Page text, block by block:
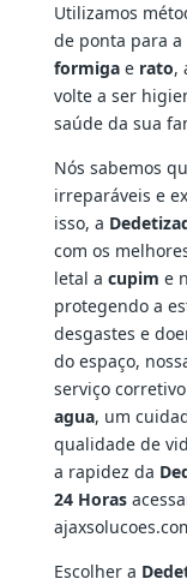
Utilizamos
de ponta para
formigae rato,
volte a ser
saúde da sua
Nós sabemos
irreparáveis e
isso, a
com os
letal a cupim e
protegendo a
desgastes e
do espaço,
serviço
agua, um
qualidade de
a rapidez da
24 Horas
Escolher a